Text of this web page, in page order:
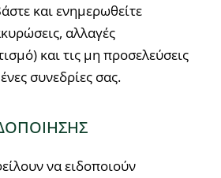
και ενημερωθείτε
αλλαγές
και τις μη προσελεύσεις
συνεδρίες σας.
να ειδοποιούν